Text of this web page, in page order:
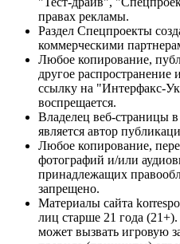
правах рекламы.
Раздел Спецпроекты
коммерческими
Любое копирование,
другое
ссылку на "Интерфакс-
воспрещается.
Владелец веб-страницы
является автор
Любое копирование,
фотографий и/или
принадлежащих
запрещено.
Материалы сайта
лиц старше 21 года
может вызвать игровую